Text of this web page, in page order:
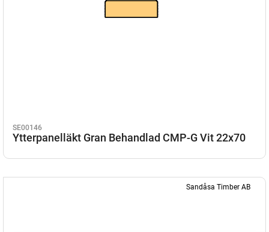
SE00146
Ytterpanelläkt Gran Behandlad CMP-G Vit 22x70
Sandåsa Timber AB